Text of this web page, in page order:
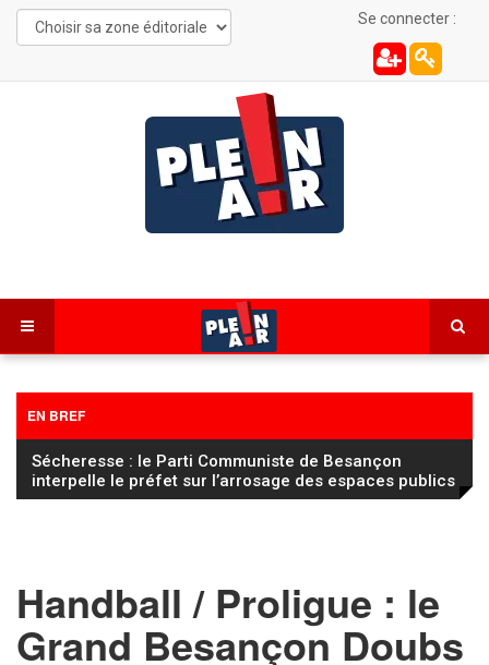
Se connecter :
EN BREF
Sécheresse : le Parti Communiste de Besançon
interpelle le préfet sur l’arrosage des espaces publics
Handball / Proligue : le
Grand Besançon Doubs